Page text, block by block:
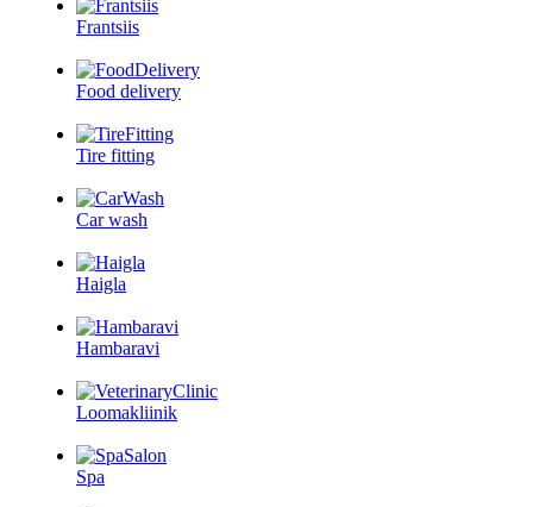
Frantsiis
Food delivery
Tire fitting
Car wash
Haigla
Hambaravi
Loomakliinik
Spa